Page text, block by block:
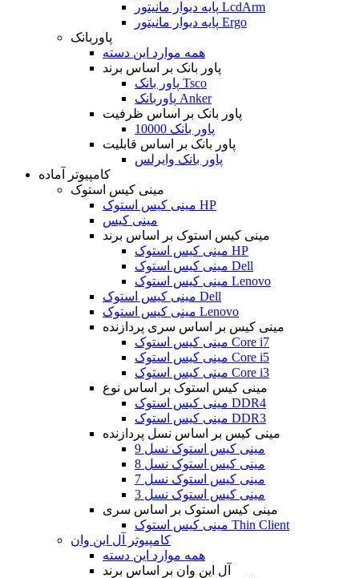
پایه دیوار مانیتور LcdArm
پایه دیوار مانیتور Ergo
پاوربانک
همه موارد این دسته
پاور بانک بر اساس برند
پاور بانک Tsco
پاوربانک Anker
پاور بانک بر اساس ظرفیت
پاور بانک 10000
پاور بانک بر اساس قابلیت
پاور بانک وایرلس
کامپیوتر آماده
مینی کیس استوک
مینی کیس استوک HP
مینی کیس
مینی کیس استوک بر اساس برند
مینی کیس استوک HP
مینی کیس استوک Dell
مینی کیس استوک Lenovo
مینی کیس استوک Dell
مینی کیس استوک Lenovo
مینی کیس بر اساس سری پردازنده
مینی کیس استوک Core i7
مینی کیس استوک Core i5
مینی کیس استوک Core i3
مینی کیس استوک بر اساس نوع
مینی کیس استوک DDR4
مینی کیس استوک DDR3
مینی کیس بر اساس نسل پردازنده
مینی کیس استوک نسل 9
مینی کیس استوک نسل 8
مینی کیس استوک نسل 7
مینی کیس استوک نسل 3
مینی کیس استوک بر اساس سری
مینی کیس استوک Thin Client
کامپیوتر آل این وان
همه موارد این دسته
آل این وان بر اساس برند